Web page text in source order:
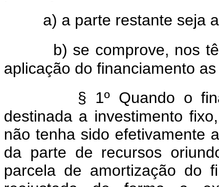
a) a parte restante seja
b) se comprove, nos
aplicação do financiamento
§ 1º Quando o
destinada a investimento
não tenha sido efetivamente
da parte de recursos
parcela de amortização do